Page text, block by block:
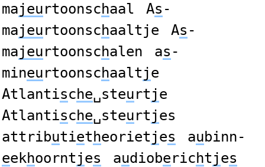
majeurtoonschaal As -
majeurtoonschaaltje As -
majeurtoonschalen as -
mineurtoonschaaltje
Atlantische␣steurtje
Atlantische␣steurtjes
attributietheorietjes aubinn-
eekhoorntjes audioberichtjes